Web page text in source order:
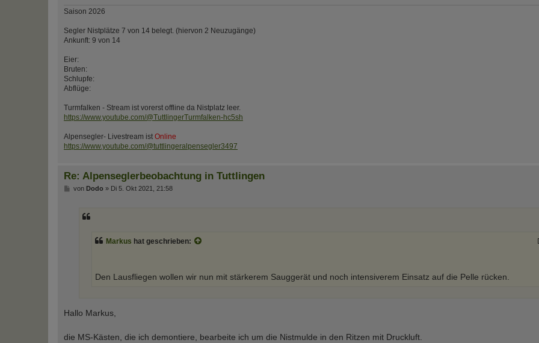
Saison 2026
Segler Nistplätze 7 von 14 belegt. (hiervon 2 Neuzugänge)
Ankunft: 9 von 14
Eier:
Bruten:
Schlupfe:
Abflüge:
Turmfalken - Stream ist vorerst offline da Nistplatz leer.
https://www.youtube.com/@TuttlingerTurmfalken-hc5sh
Alpensegler- Livestream ist Online
https://www.youtube.com/@tuttlingeralpensegler3497
Re: Alpenseglerbeobachtung in Tuttlingen
Bvon Dodo » Di 5. Okt 2021, 21:58
Markus hat geschrieben:
Den Lausfliegen wollen wir nun mit stärkerem Sauggerät und noch intensiverem Einsatz auf die Pelle rücken.
Hallo Markus,
die MS-Kästen, die ich demontiere, bearbeite ich um die Nistmulde in den Ritzen mit Druckluft.